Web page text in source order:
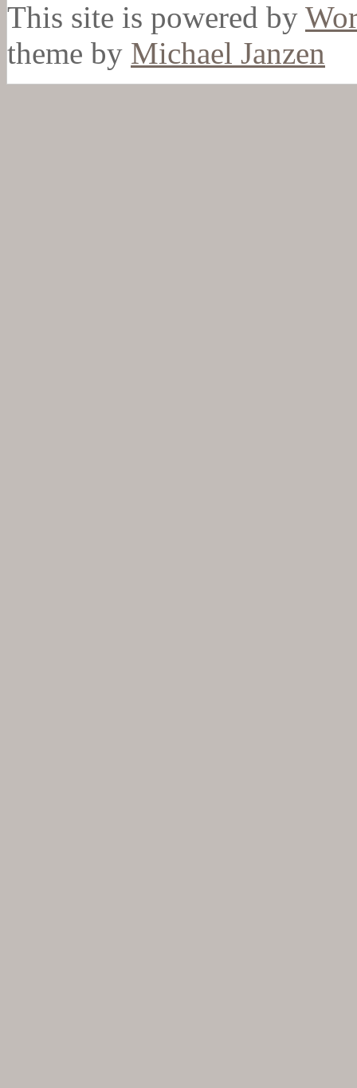
This site is powered by
theme by Michael Janzen